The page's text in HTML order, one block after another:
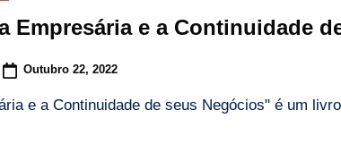
Empresária e a Continuidade
Outubro 22, 2022
e a Continuidade de seus Negócios" é um